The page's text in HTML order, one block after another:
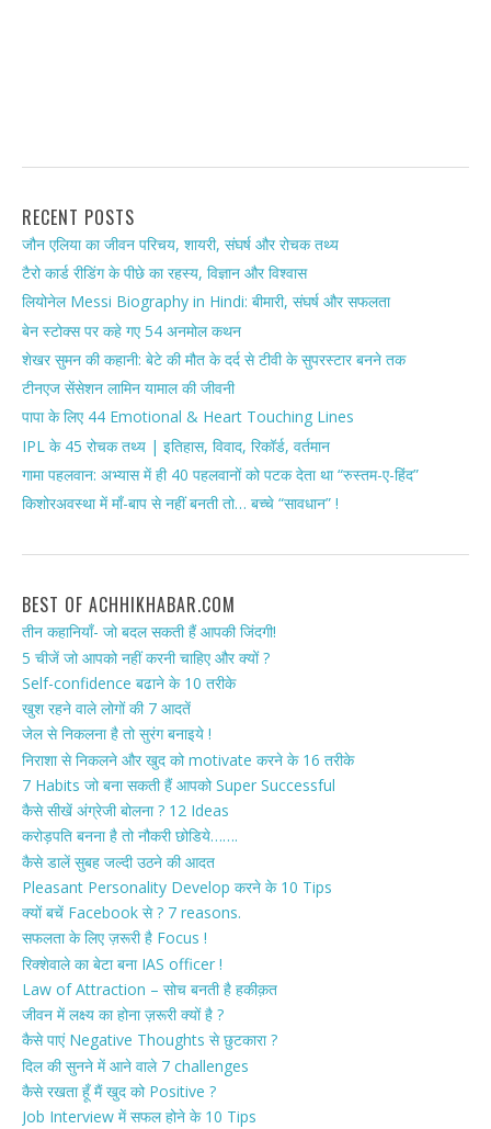
RECENT POSTS
जौन एलिया का जीवन परिचय, शायरी, संघर्ष और रोचक तथ्य
टैरो कार्ड रीडिंग के पीछे का रहस्य, विज्ञान और विश्वास
लियोनेल Messi Biography in Hindi: बीमारी, संघर्ष और सफलता
बेन स्टोक्स पर कहे गए 54 अनमोल कथन
शेखर सुमन की कहानी: बेटे की मौत के दर्द से टीवी के सुपरस्टार बनने तक
टीनएज सेंसेशन लामिन यामाल की जीवनी
पापा के लिए 44 Emotional & Heart Touching Lines
IPL के 45 रोचक तथ्य | इतिहास, विवाद, रिकॉर्ड, वर्तमान
गामा पहलवान: अभ्यास में ही 40 पहलवानों को पटक देता था “रुस्तम-ए-हिंद”
किशोरअवस्था में माँ-बाप से नहीं बनती तो… बच्चे “सावधान” !
BEST OF ACHHIKHABAR.COM
तीन कहानियाँ- जो बदल सकती हैं आपकी जिंदगी!
5 चीजें जो आपको नहीं करनी चाहिए और क्यों ?
Self-confidence बढाने के 10 तरीके
खुश रहने वाले लोगों की 7 आदतें
जेल से निकलना है तो सुरंग बनाइये !
निराशा से निकलने और खुद को motivate करने के 16 तरीके
7 Habits जो बना सकती हैं आपको Super Successful
कैसे सीखें अंग्रेजी बोलना ? 12 Ideas
करोड़पति बनना है तो नौकरी छोडिये…….
कैसे डालें सुबह जल्दी उठने की आदत
Pleasant Personality Develop करने के 10 Tips
क्यों बचें Facebook से ? 7 reasons.
सफलता के लिए ज़रूरी है Focus !
रिक्शेवाले का बेटा बना IAS officer !
Law of Attraction – सोच बनती है हकीक़त
जीवन में लक्ष्य का होना ज़रूरी क्यों है ?
कैसे पाएं Negative Thoughts से छुटकारा ?
दिल की सुनने में आने वाले 7 challenges
कैसे रखता हूँ मैं खुद को Positive ?
Job Interview में सफल होने के 10 Tips